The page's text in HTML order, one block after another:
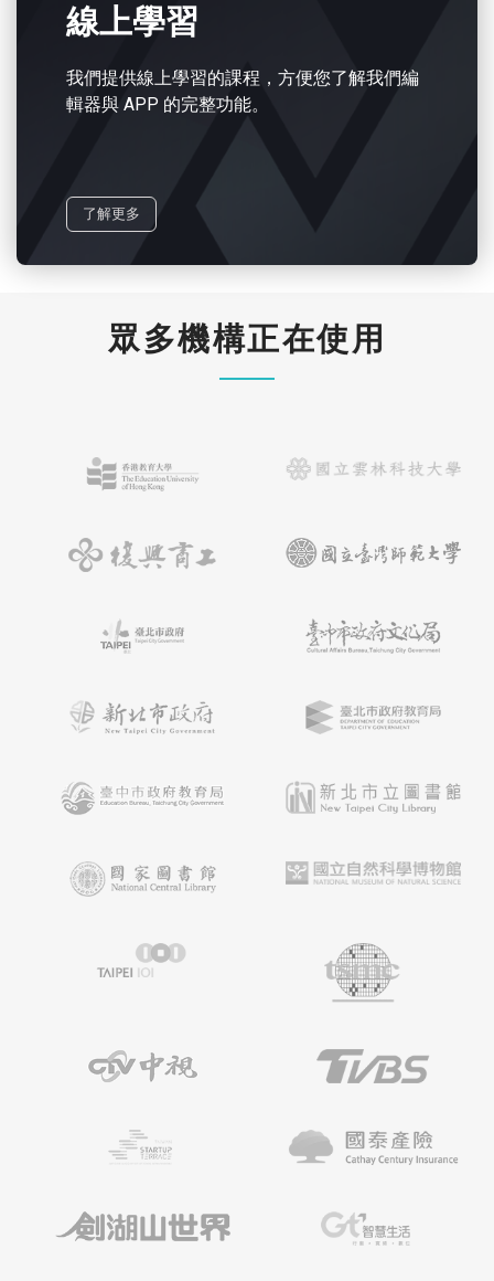
線上學習
我們提供線上學習的課程，方便您了解我們編
輯器與 APP 的完整功能。
了解更多
眾多機構正在使用